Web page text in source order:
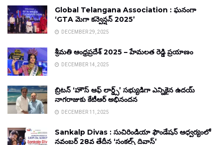
Global Telangana Association : ఘనంగా
‘GTA మెగా కన్వెన్షన్ 2025’
DECEMBER 29, 2025
శ్రీమతి ఆంధ్రప్రదేశ్ 2025 – హేమలత రెడ్డి ప్రయాణం
DECEMBER 14, 2025
బ్రిటన్ ‘హౌస్ ఆఫ్ లార్డ్స్’ సభ్యుడిగా ఎన్నికైన ఉదయ్
నాగరాజుకు కేటీఆర్ అభినందన
DECEMBER 11, 2025
Sankalp Divas : సుచిరిండియా ఫౌండేషన్ ఆధ్వర్యంలో
నవంబర్ 28వ తేదీన ‘సంకల్ప్ దివాస్’